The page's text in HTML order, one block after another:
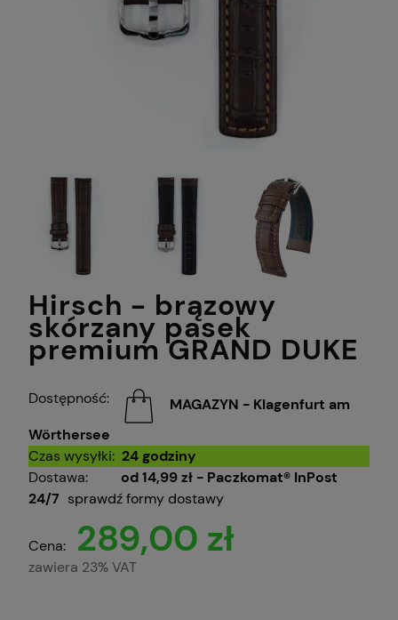
Hirsch - brązowy
skórzany pasek
premium GRAND DUKE
Dostępność:
MAGAZYN - Klagenfurt am
Wörthersee
Czas wysyłki: 24 godziny
Dostawa:
od 14,99 zł - Paczkomat® InPost
24/7 sprawdź formy dostawy
Cena: 289,00 zł
zawiera 23% VAT